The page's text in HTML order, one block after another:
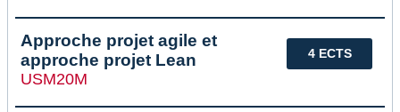
4 ECTS
Approche projet agile et
approche projet Lean
USM20M